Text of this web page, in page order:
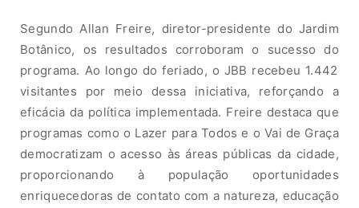
SegundoAllan Freire, diretor-presidente doJardim
Botânico, os resultados corroboram o sucessodo
programa. Ao longo do feriado, o JBB recebeu 1.442
visitantes por meio dessa iniciativa, reforçando a
eficácia da política implementada. Freire destacaque
programas como o Lazer para Todose o Vai de Graça
democratizam o acesso às áreas públicas da cidade,
proporcionando à populaçãooportunidades
enriquecedoras de contato com a natureza, educação